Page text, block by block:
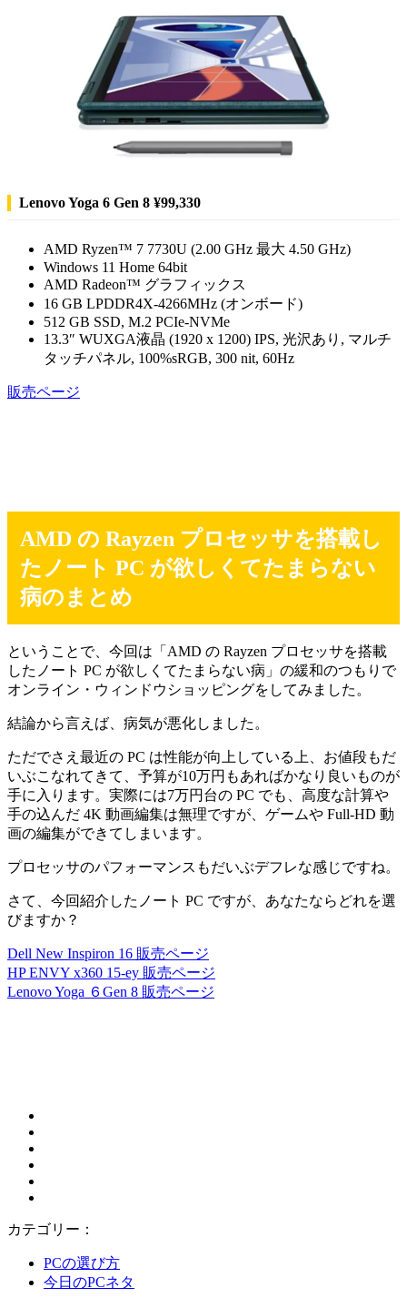
Lenovo Yoga 6 Gen 8 ¥99,330
AMD Ryzen™ 7 7730U (2.00 GHz 最大 4.50 GHz)
Windows 11 Home 64bit
AMD Radeon™ グラフィックス
16 GB LPDDR4X-4266MHz (オンボード)
512 GB SSD, M.2 PCIe-NVMe
13.3″ WUXGA液晶 (1920 x 1200) IPS, 光沢あり, マルチ
タッチパネル, 100%sRGB, 300 nit, 60Hz
販売ページ
AMD の Rayzen プロセッサを搭載し
たノート PC が欲しくてたまらない
病のまとめ
ということで、今回は「AMD の Rayzen プロセッサを搭載
したノート PC が欲しくてたまらない病」の緩和のつもりで
オンライン・ウィンドウショッピングをしてみました。
結論から言えば、病気が悪化しました。
ただでさえ最近の PC は性能が向上している上、お値段もだ
いぶこなれてきて、予算が10万円もあればかなり良いものが
手に入ります。実際には7万円台の PC でも、高度な計算や
手の込んだ 4K 動画編集は無理ですが、ゲームや Full-HD 動
画の編集ができてしまいます。
プロセッサのパフォーマンスもだいぶデフレな感じですね。
さて、今回紹介したノート PC ですが、あなたならどれを選
びますか？
Dell New Inspiron 16 販売ページ
HP ENVY x360 15-ey 販売ページ
Lenovo Yoga ６Gen 8 販売ページ
カテゴリー：
PCの選び方
今日のPCネタ